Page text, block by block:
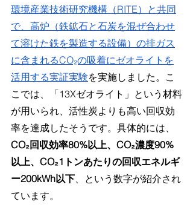
環境産業技術研究機構（RITE）と共同
で、高炉（鉄鉱石と石炭を混ぜ合わせ
て溶けた鉄を製造する設備）の排ガス
に含まれるCO₂の吸着にゼオライトを
活用する実証実験を実施しました。こ
こでは、「13Xゼオライト」という材料
が用いられ、活性炭よりも高い回収効
率を達成したそうです。具体的には、
CO₂回収効率80%以上、CO₂濃度90%
以上、CO₂1トンあたりの回収エネルギ
ー200kWh以下 、という数字が紹介され
ています。